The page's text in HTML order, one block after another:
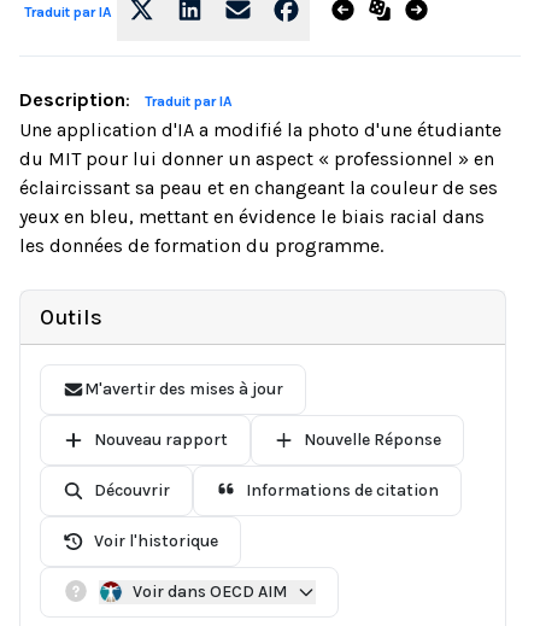
Traduit par IA
Description: Traduit par IA
Une application d'IA a modifié la photo d'une étudiante
du MIT pour lui donner un aspect « professionnel » en
éclaircissant sa peau et en changeant la couleur de ses
yeux en bleu, mettant en évidence le biais racial dans
les données de formation du programme.
Outils
M'avertir des mises à jour
Nouveau rapport Nouvelle Réponse
Découvrir Informations de citation
Voir l'historique
Voir dans OECD AIM